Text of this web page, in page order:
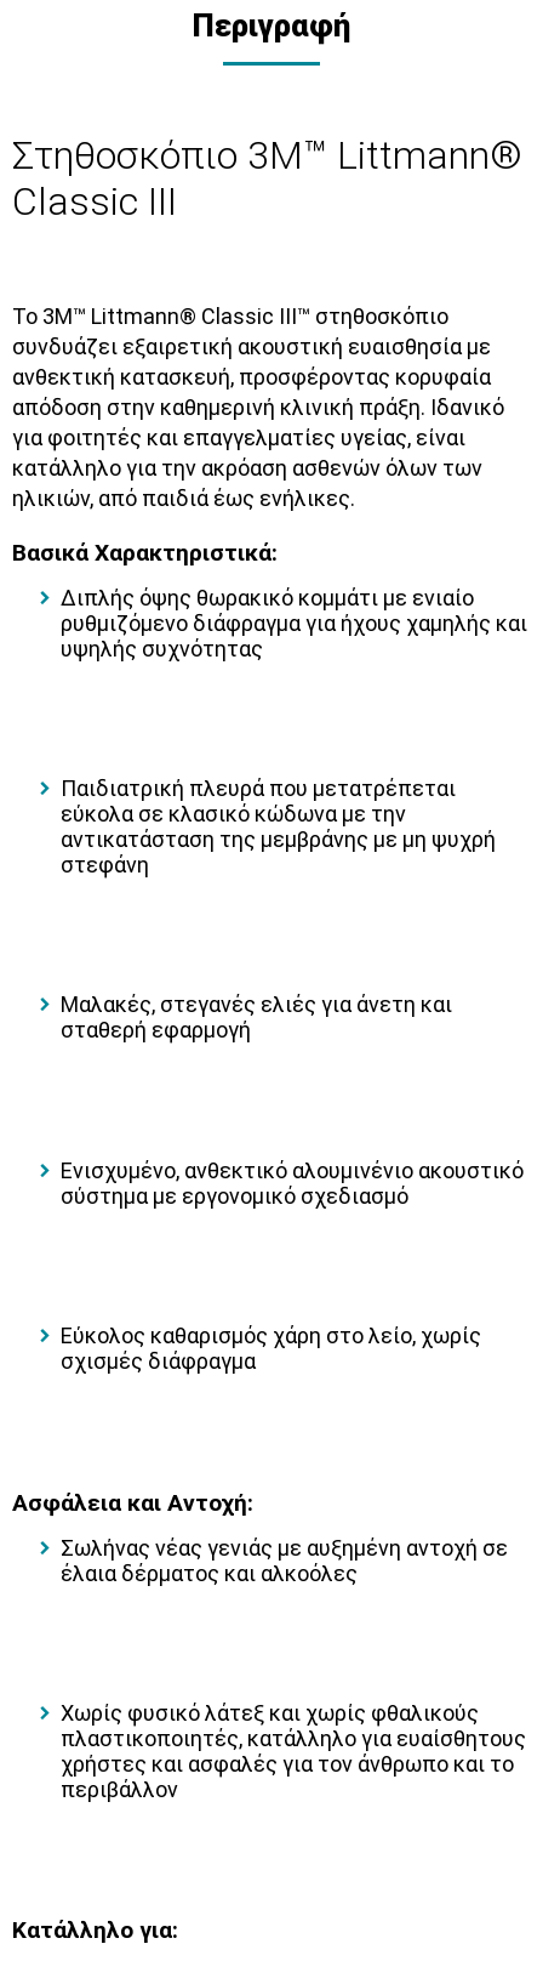
Περιγραφή
Στηθοσκόπιο 3M™ Littmann®
Classic III
Το 3M™ Littmann® Classic III™ στηθοσκόπιο
συνδυάζει εξαιρετική ακουστική ευαισθησία με
ανθεκτική κατασκευή, προσφέροντας κορυφαία
απόδοση στην καθημερινή κλινική πράξη. Ιδανικό
για φοιτητές και επαγγελματίες υγείας, είναι
κατάλληλο για την ακρόαση ασθενών όλων των
ηλικιών, από παιδιά έως ενήλικες.
Βασικά Χαρακτηριστικά:
Διπλής όψης θωρακικό κομμάτι με ενιαίο
ρυθμιζόμενο διάφραγμαγια ήχους χαμηλής και
υψηλής συχνότητας
Παιδιατρική πλευρά που μετατρέπεται
εύκολα σε κλασικό κώδωνα με την
αντικατάσταση της μεμβράνης με μη ψυχρή
στεφάνη
Μαλακές, στεγανές ελιές για άνετη και
σταθερή εφαρμογή
Ενισχυμένο, ανθεκτικό αλουμινένιο ακουστικό
σύστημα με εργονομικό σχεδιασμό
Εύκολος καθαρισμός χάρη στο λείο, χωρίς
σχισμές διάφραγμα
Ασφάλεια και Αντοχή:
Σωλήνας νέας γενιάς με αυξημένη αντοχή σε
έλαια δέρματος και αλκοόλες
Χωρίς φυσικό λάτεξ και χωρίς φθαλικούς
πλαστικοποιητές, κατάλληλο για ευαίσθητους
χρήστες και ασφαλές για τον άνθρωπο και το
περιβάλλον
Κατάλληλο για: